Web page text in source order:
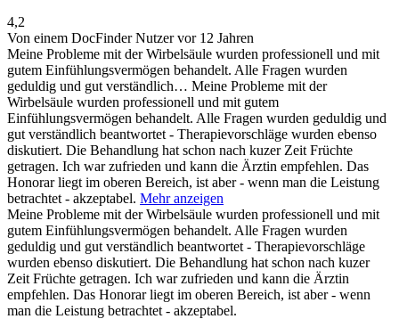
4,2
Von einem DocFinder Nutzervor 12 Jahren
Meine Probleme mit der Wirbelsäule wurden professionell und mit
gutem Einfühlungsvermögen behandelt. Alle Fragen wurden
geduldig und gut verständlich… Meine Probleme mit der
Wirbelsäule wurden professionell und mit gutem
Einfühlungsvermögen behandelt. Alle Fragen wurden geduldig und
gut verständlich beantwortet - Therapievorschläge wurden ebenso
diskutiert. Die Behandlung hat schon nach kuzer Zeit Früchte
getragen. Ich war zufrieden und kann die Ärztin empfehlen. Das
Honorar liegt im oberen Bereich, ist aber - wenn man die Leistung
betrachtet - akzeptabel. Mehr anzeigen
Meine Probleme mit der Wirbelsäule wurden professionell und mit
gutem Einfühlungsvermögen behandelt. Alle Fragen wurden
geduldig und gut verständlich beantwortet - Therapievorschläge
wurden ebenso diskutiert. Die Behandlung hat schon nach kuzer
Zeit Früchte getragen. Ich war zufrieden und kann die Ärztin
empfehlen. Das Honorar liegt im oberen Bereich, ist aber - wenn
man die Leistung betrachtet - akzeptabel.